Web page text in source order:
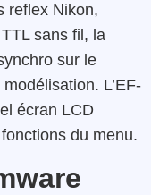
reflex Nikon,
sans fil, la
sur le
L’EF-
écran LCD
du menu.